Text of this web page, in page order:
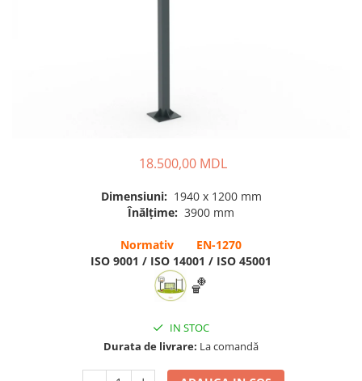
18.500,00 MDL
Dimensiuni: 1940 x 1200 mm
Înălțime: 3900 mm
Normativ EN-1270
ISO 9001 / ISO 14001 / ISO 45001
🏀
IN STOC
Durata de livrare: La comandă